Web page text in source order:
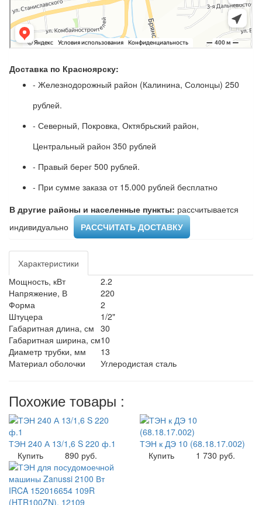
Доставка по Красноярску:
- Железнодорожный район (Калинина, Солонцы) 250
рублей.
- Северный, Покровка, Октябрьский район,
Центральный район 350 рублей
- Правый берег 500 рублей.
- При сумме заказа от 15.000 рублей бесплатно
В другие районы и населенные пункты: рассчитывается
индивидуально ​
РАССЧИТАТЬ ДОСТАВКУ
Характеристики
Мощность, кВт
2.2
Напряжение, В
220
Форма
2
Штуцера
1/2"
Габаритная длина, см 30
Габаритная ширина, см10
Диаметр трубки, мм
13
Материал оболочки
Углеродистая сталь
Похожие товары :
ТЭН 240 А 13/1,6 S 220 ф.1
Купить
890 руб.
ТЭН к ДЭ 10 (68.18.17.002)
Купить
1 730 руб.